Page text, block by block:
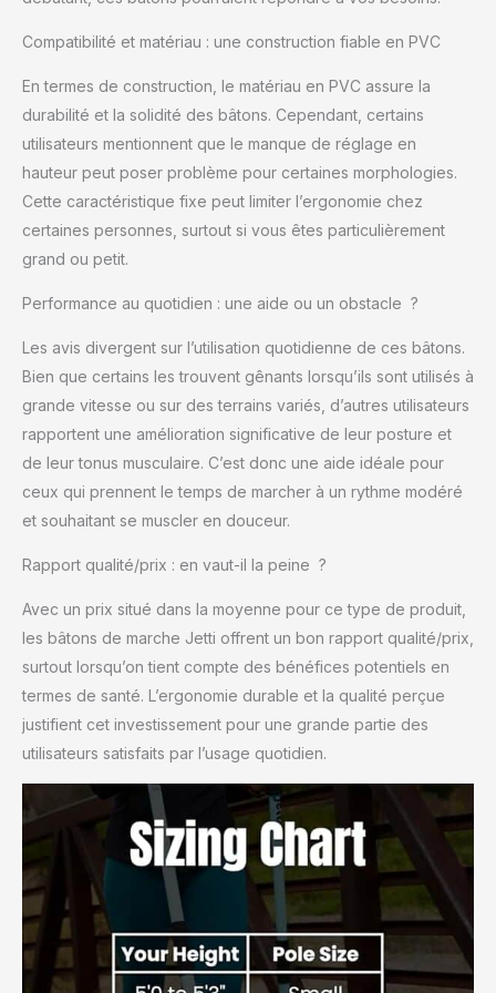
de calories en plus :
utilisez plus de
calories. Les tests en
laboratoire prouvent
que marcher avec les
bâtons Jetti brûle en
moyenne 56 % plus de
calories que la marche
régulière. Meilleur
équilibre et stabilité :
meilleur équilibre et
une meilleure stabilité.
Parfaitement pesé :
chaque bâton pèse 0,5
kg, environ deux fois
plus qu'un bâton de
randonnée ordinaire.
fournir des résultats
sans stresser vos
Compatibilité et matériau : une construction fiable en PVC
En termes de construction, le matériau en PVC assure la
durabilité et la solidité des bâtons. Cependant, certains
utilisateurs mentionnent que le manque de réglage en
hauteur peut poser problème pour certaines morphologies.
Cette caractéristique fixe peut limiter l’ergonomie chez
certaines personnes, surtout si vous êtes particulièrement
grand ou petit.
Performance au quotidien : une aide ou un obstacle ?
Les avis divergent sur l’utilisation quotidienne de ces bâtons.
Bien que certains les trouvent gênants lorsqu’ils sont utilisés à
grande vitesse ou sur des terrains variés, d’autres utilisateurs
rapportent une amélioration significative de leur posture et
de leur tonus musculaire. C’est donc une aide idéale pour
ceux qui prennent le temps de marcher à un rythme modéré
et souhaitant se muscler en douceur.
Rapport qualité/prix : en vaut-il la peine ?
Avec un prix situé dans la moyenne pour ce type de produit,
les bâtons de marche Jetti offrent un bon rapport qualité/prix,
surtout lorsqu’on tient compte des bénéfices potentiels en
termes de santé. L’ergonomie durable et la qualité perçue
justifient cet investissement pour une grande partie des
utilisateurs satisfaits par l’usage quotidien.